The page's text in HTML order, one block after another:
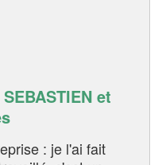
et
: je l'ai fait